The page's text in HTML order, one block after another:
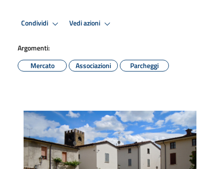
Condividi Vedi azioni
Argomenti:
Mercato
Associazioni Parcheggi